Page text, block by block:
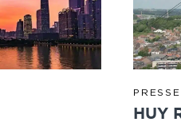
HUY